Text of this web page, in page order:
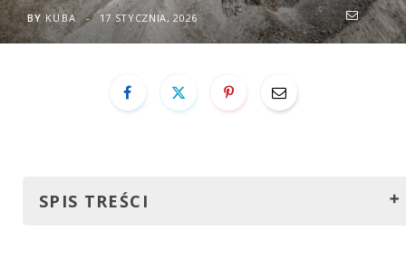
BY KUBA 17 STYCZNIA, 2026
SPIS TREŚCI